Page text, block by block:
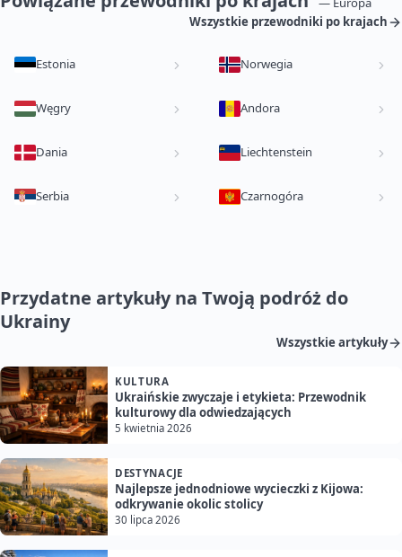
Wszystkie przewodniki po krajach
Estonia Norwegia
Węgry Andora
Dania Liechtenstein
Serbia Czarnogóra
Przydatne artykuły na Twoją podróż do
Ukrainy
Wszystkie artykuły
KULTURA
Ukraińskie zwyczaje i etykieta: Przewodnik
kulturowy dla odwiedzających
5 kwietnia 2026
DESTYNACJE
Najlepsze jednodniowe wycieczki z Kijowa:
odkrywanie okolic stolicy
30 lipca 2026